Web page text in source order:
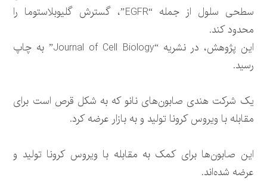
سطحی سلول از جمله “EGFR”، گسترش گلیوبلاستوما را
محدود کند.
این پژوهش، در نشریه “Journal of Cell Biology” به چاپ
رسید.
یک شرکت هندی صابون‌های نانو که به شکل قرص است برای
مقابله با ویروس کرونا تولید و به بازار عرضه کرد.
این صابون‌ها برای کمک به مقابله با ویروس کرونا تولید و
عرضه شده‌اند.